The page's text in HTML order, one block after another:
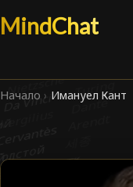
MindChat
Начало › Имануел Кант